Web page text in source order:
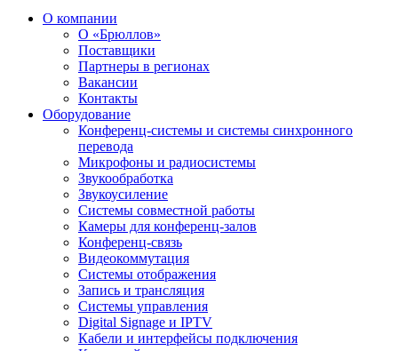
О компании
О «Брюллов»
Поставщики
Партнеры в регионах
Вакансии
Контакты
Оборудование
Конференц-системы и системы синхронного
перевода
Микрофоны и радиосистемы
Звукообработка
Звукоусиление
Системы совместной работы
Камеры для конференц-залов
Конференц-связь
Видеокоммутация
Системы отображения
Запись и трансляция
Системы управления
Digital Signage и IPTV
Кабели и интерфейсы подключения